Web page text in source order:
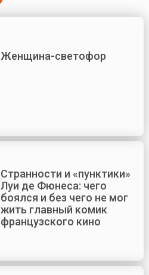
Женщина-светофор
Странности и «пунктики»
Луи де Фюнеса: чего
боялся и без чего не мог
жить главный комик
французского кино